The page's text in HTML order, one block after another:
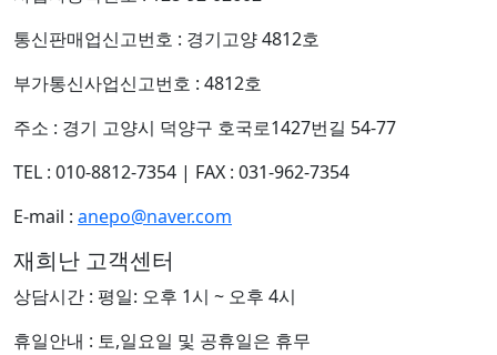
통신판매업신고번호 : 경기고양 4812호
부가통신사업신고번호 : 4812호
주소 : 경기 고양시 덕양구 호국로1427번길 54-77
TEL : 010-8812-7354 | FAX : 031-962-7354
E-mail : anepo@naver.com
재희난 고객센터
상담시간 : 평일: 오후 1시 ~ 오후 4시
휴일안내 : 토,일요일 및 공휴일은 휴무